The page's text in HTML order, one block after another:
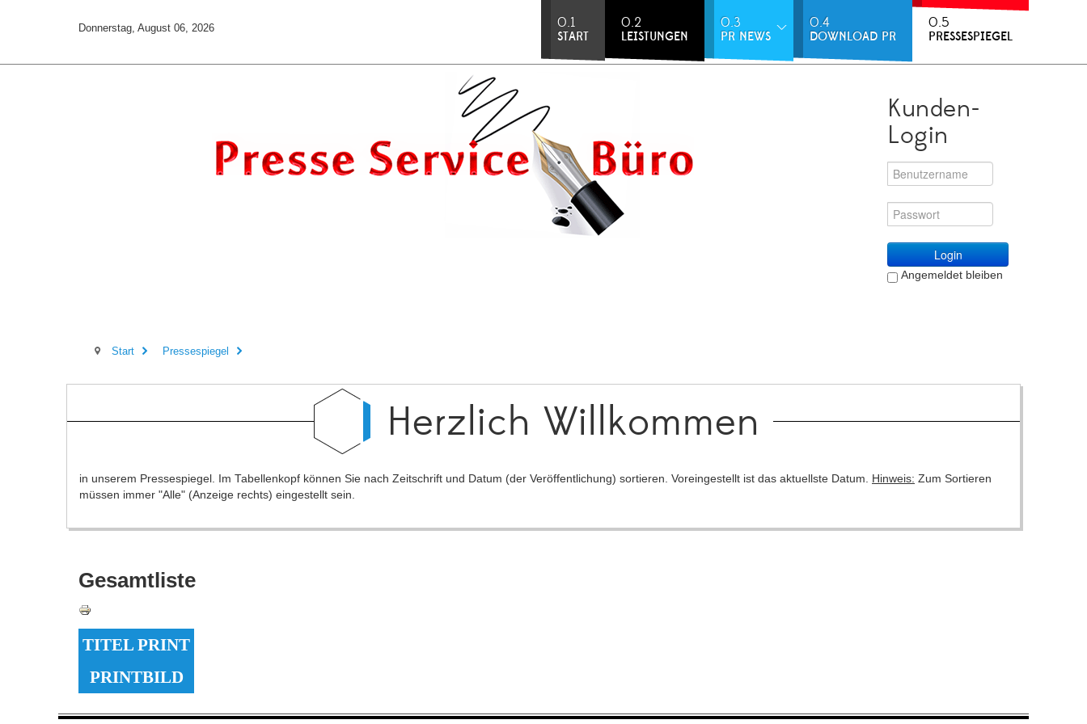
Donnerstag, August 06, 2026 0.1
START
0.2
LEISTUNGEN
0.3
PR NEWS
0.4
DOWNLOAD PR
0.5
PRESSESPIEGEL
Kunden-
Login
Login
Angemeldet bleiben
Start Pressespiegel
Herzlich Willkommen
in unserem Pressespiegel. Im Tabellenkopf können Sie nach Zeitschrift und Datum (der Veröffentlichung) sortieren. Voreingestellt ist das aktuellste Datum. Hinweis: Zum Sortieren
müssen immer "Alle" (Anzeige rechts) eingestellt sein.
Gesamtliste
TITEL PRINT
PRINTBILD